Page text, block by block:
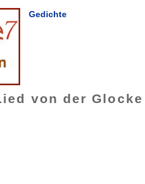
Gedichte
von der Glocke